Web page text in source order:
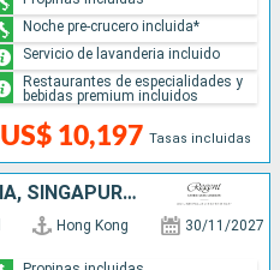
US$ 10,197 Tasas incluidas
Noche pre-crucero incluida*
Servicio de lavanderia incluido
Restaurantes de especialidades y
bebidas premium incluidos
CHINA, VIETNAM, TAILANDIA, SINGAPUR, MALASIA, BRUNEI, FILIPINAS
Hong Kong 30/11/2027